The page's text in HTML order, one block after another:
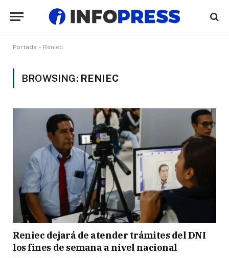
Portada » Reniec
BROWSING: RENIEC
Reniec dejará de atender trámites del DNI
los fines de semana a nivel nacional